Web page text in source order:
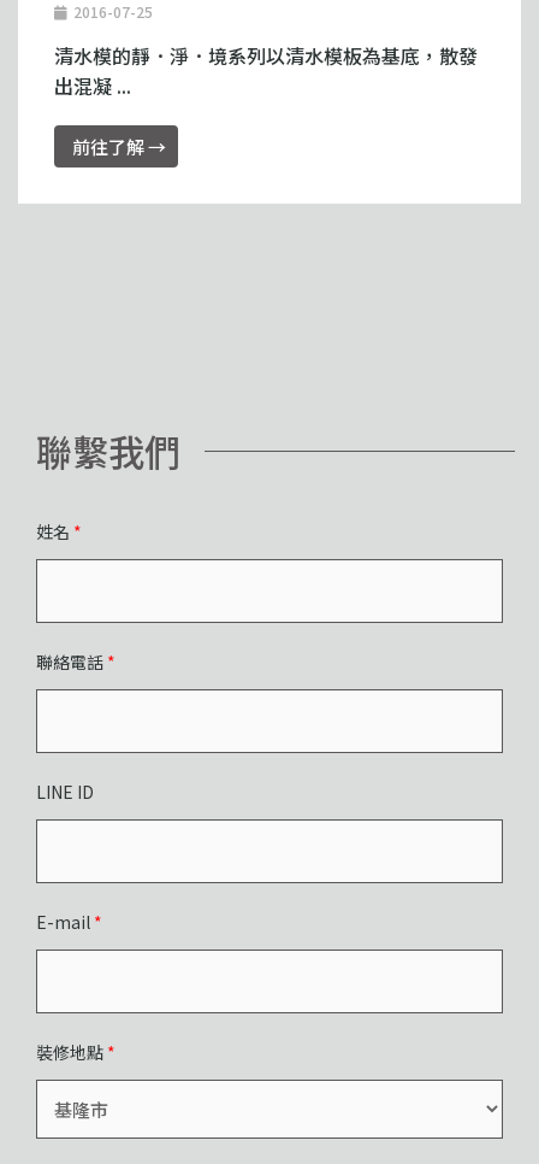
2016-07-25
清水模的靜．淨．境系列以清水模板為基底，散發
出混凝 ...
前往了解 →
聯繫我們
姓名 *
聯絡電話 *
LINE ID
E-mail *
裝修地點 *